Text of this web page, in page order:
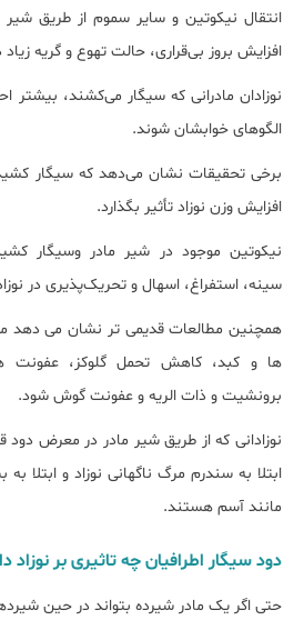
انتقال نیکوتین و سایر سموم از طریق
افزایش بروز بی‌قراری، حالت تهوع و گریه
نوزادان مادرانی که سیگار می‌کشند، بیشتر
الگوهای خوابشان شوند.
برخی تحقیقات نشان می‌دهد که سیگار
افزایش وزن نوزاد تأثیر بگذارد.
نیکوتین موجود در شیر مادر وسیگار
سینه، استفراغ، اسهال و تحریک‌پذیری در
همچنین مطالعات قدیمی تر نشان می دهد
ها و کبد، کاهش تحمل گلوکز، عفونت
برونشیت و ذات الریه و عفونت گوش شود.
نوزادانی که از طریق شیر مادر در معرض دود
ابتلا به سندرم مرگ ناگهانی نوزاد و ابتلا
مانند آسم هستند.
دود سیگار اطرافیان چه تاثیری بر نوزاد
حتی اگر یک مادر شیرده بتواند در حین